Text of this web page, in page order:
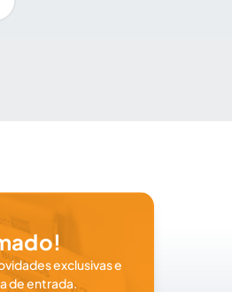
exclusivas e
de entrada.